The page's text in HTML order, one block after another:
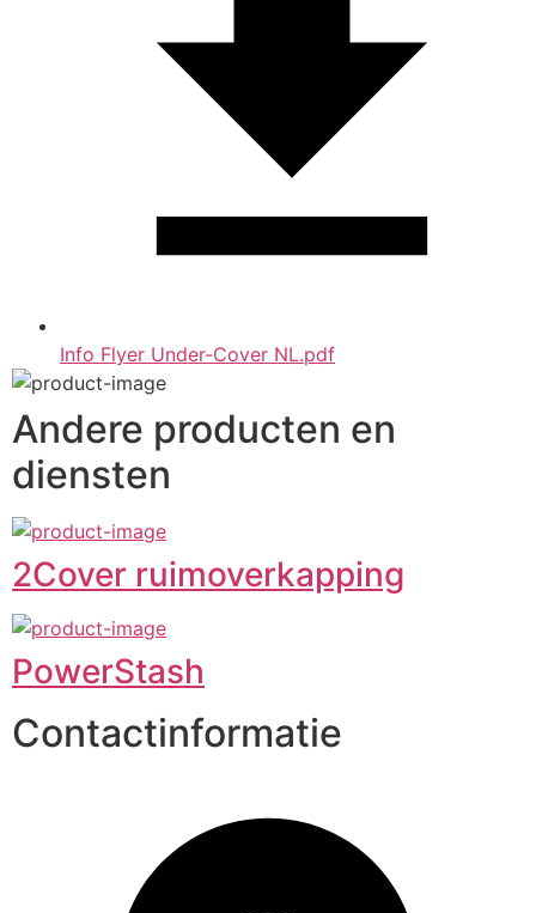
Info Flyer Under-Cover NL.pdf
Andere producten en
diensten
2Cover ruimoverkapping
PowerStash
Contactinformatie